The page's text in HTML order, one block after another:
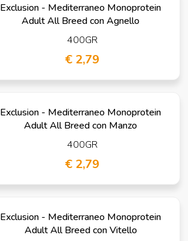
Exclusion - Mediterraneo Monoprotein
Adult All Breed con Agnello
400GR
€ 2,79
Exclusion - Mediterraneo Monoprotein
Adult All Breed con Manzo
400GR
€ 2,79
Exclusion - Mediterraneo Monoprotein
Adult All Breed con Vitello